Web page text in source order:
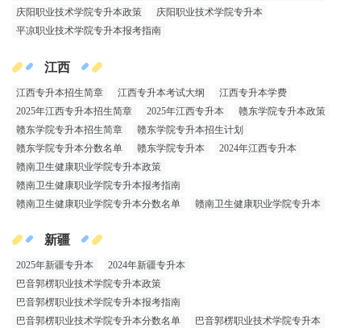
庆阳职业技术学院专升本政策
庆阳职业技术学院专升本
平凉职业技术学院专升本报考指南
江西
江西专升本招生简章 江西专升本考试大纲
江西专升本学费
2025年江西专升本招生简章
2025年江西专升本
赣东学院专升本政策
赣东学院专升本招生简章
赣东学院专升本招生计划
赣东学院专升本分数名单
赣东学院专升本
2024年江西专升本
赣南卫生健康职业学院专升本政策
赣南卫生健康职业学院专升本报考指南
赣南卫生健康职业学院专升本分数名单
赣南卫生健康职业学院专升本
新疆
2025年新疆专升本
2024年新疆专升本
巴音郭楞职业技术学院专升本政策
巴音郭楞职业技术学院专升本报考指南
巴音郭楞职业技术学院专升本分数名单
巴音郭楞职业技术学院专升本